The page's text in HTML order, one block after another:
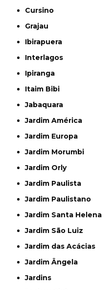
Cursino
Grajau
Ibirapuera
Interlagos
Ipiranga
Itaim Bibi
Jabaquara
Jardim América
Jardim Europa
Jardim Morumbi
Jardim Orly
Jardim Paulista
Jardim Paulistano
Jardim Santa Helena
Jardim São Luiz
Jardim das Acácias
Jardim Ângela
Jardins